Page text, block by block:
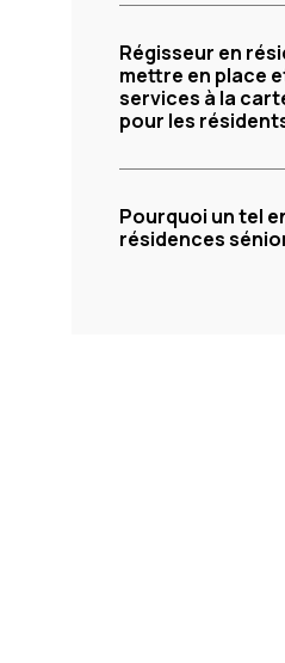
Régisseur en
mettre en place
services à la
pour les
Pourquoi un tel
résidences